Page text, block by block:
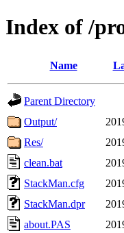
Index of /
Name
Parent Directory
Output/
Res/
clean.bat
StackMan.cfg
StackMan.dpr
about.PAS